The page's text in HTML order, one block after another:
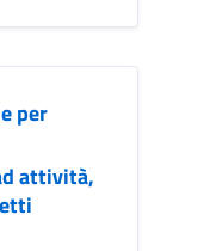
per
attività,